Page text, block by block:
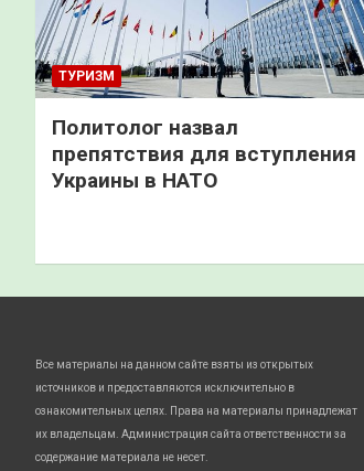
ТУРИЗМ
Политолог назвал
препятствия для вступления
Украины в НАТО
Все материалы на данном сайте взяты из открытых
источников и предоставляются исключительно в
ознакомительных целях. Права на материалы принадлежат
их владельцам. Администрация сайта ответственности за
содержание материала не несет.